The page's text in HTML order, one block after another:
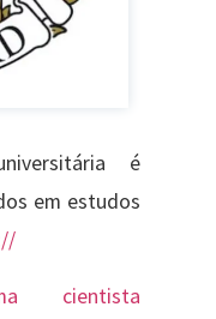
é
em estudos
cientista